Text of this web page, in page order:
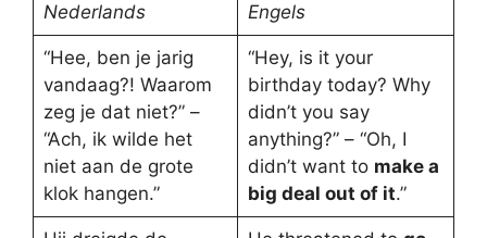
Nederlands Engels
“Hee, ben je jarig
vandaag?! Waarom
zeg je dat niet?” –
“Ach, ik wilde het
niet aan de grote
klok hangen.”
“Hey, is it your
birthday today? Why
didn’t you say
anything?” – “Oh, I
didn’t want to make a
big deal out of it.”